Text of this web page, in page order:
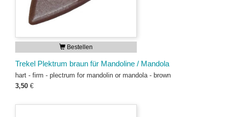
Bestellen
Trekel Plektrum braun für Mandoline / Mandola
hart - firm - plectrum for mandolin or mandola - brown
3,50 €